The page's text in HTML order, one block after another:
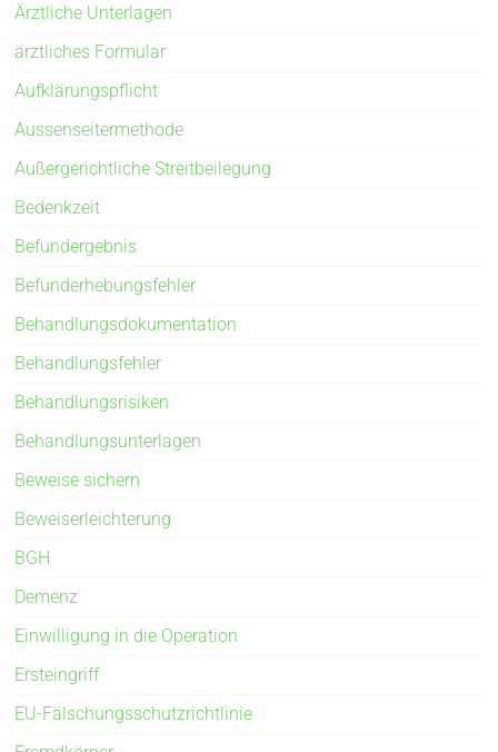
Ärztliche Unterlagen
ärztliches Formular
Aufklärungspflicht
Aussenseitermethode
Außergerichtliche Streitbeilegung
Bedenkzeit
Befundergebnis
Befunderhebungsfehler
Behandlungsdokumentation
Behandlungsfehler
Behandlungsrisiken
Behandlungsunterlagen
Beweise sichern
Beweiserleichterung
BGH
Demenz
Einwilligung in die Operation
Ersteingriff
EU-Fälschungsschutzrichtlinie